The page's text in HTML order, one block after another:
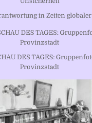
in Zeiten
DES TAGES:
Provinzstadt